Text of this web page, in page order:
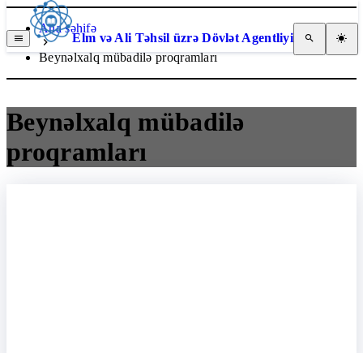
Elm və Ali Təhsil üzrə Dövlət Agentliyi
Ana səhifə
Beynəlxalq mübadilə proqramları
Beynəlxalq mübadilə
proqramları